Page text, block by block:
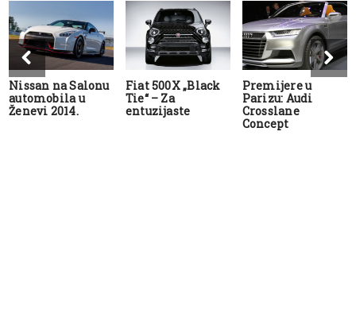
Nissan na Salonu
automobila u
Ženevi 2014.
Fiat 500X „Black
Tie“ – Za
entuzijaste
Premijere u
Parizu: Audi
Crosslane
Concept